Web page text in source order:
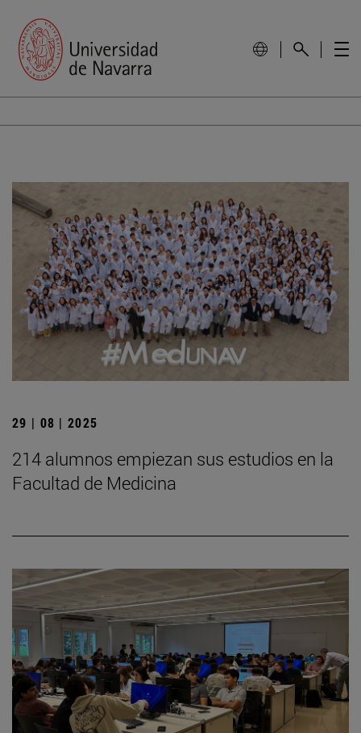
29 | 08 | 2025
214 alumnos empiezan sus estudios en la
Facultad de Medicina